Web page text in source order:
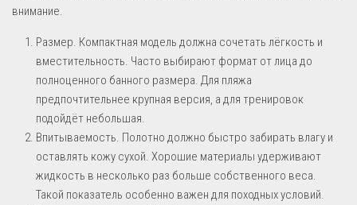
внимание.
Размер. Компактная модель должна сочетать лёгкость и
вместительность. Часто выбирают формат от лица до
полноценного банного размера. Для пляжа
предпочтительнее крупная версия, а для тренировок
подойдёт небольшая.
Впитываемость. Полотно должно быстро забирать влагу и
оставлять кожу сухой. Хорошие материалы удерживают
жидкость в несколько раз больше собственного веса.
Такой показатель особенно важен для походных условий.